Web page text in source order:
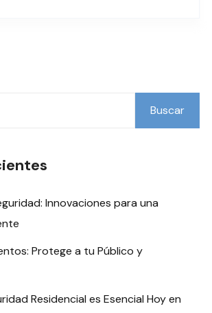
Buscar
Innovaciones para una
Protege a tu Público y
Residencial es Esencial Hoy en